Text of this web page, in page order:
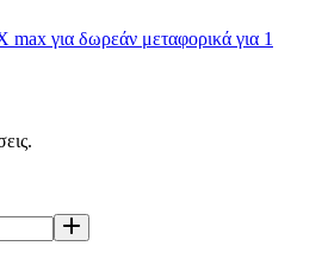
για δωρεάν μεταφορικά για 1